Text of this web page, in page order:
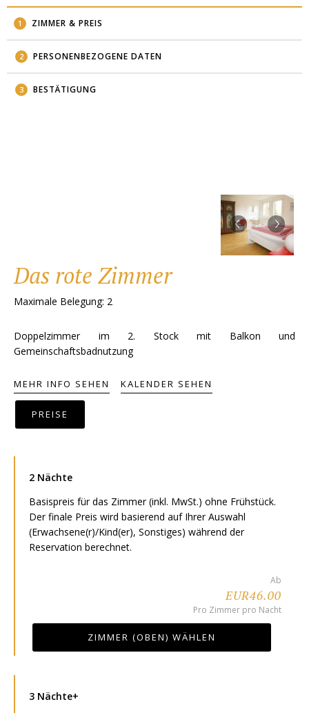
1 ZIMMER & PREIS
2 PERSONENBEZOGENE DATEN
3 BESTÄTIGUNG
‹ ›
Das rote Zimmer
Maximale Belegung: 2
Doppelzimmer im 2. Stock mit Balkon und
Gemeinschaftsbadnutzung
MEHR INFO SEHEN KALENDER SEHEN
PREISE
2 Nächte
Basispreis für das Zimmer (inkl. MwSt.) ohne Frühstück.
Der finale Preis wird basierend auf Ihrer Auswahl
(Erwachsene(r)/Kind(er), Sonstiges) während der
Reservation berechnet.
Ab
EUR46.00
Pro Zimmer pro Nacht
ZIMMER (OBEN) WÄHLEN
3 Nächte+